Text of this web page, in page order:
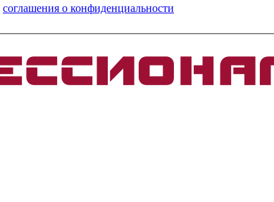
соглашения о конфиденциальности